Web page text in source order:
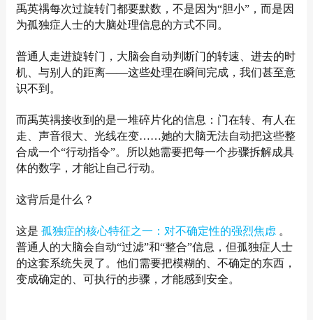
禹英禑每次过旋转门都要默数，不是因为“胆小”，而是因
为孤独症人士的大脑处理信息的方式不同。
普通人走进旋转门，大脑会自动判断门的转速、进去的时
机、与别人的距离——这些处理在瞬间完成，我们甚至意
识不到。
而禹英禑接收到的是一堆碎片化的信息：门在转、有人在
走、声音很大、光线在变……她的大脑无法自动把这些整
合成一个“行动指令”。所以她需要把每一个步骤拆解成具
体的数字，才能让自己行动。
这背后是什么？
这是 孤独症的核心特征之一：对不确定性的强烈焦虑 。
普通人的大脑会自动“过滤”和“整合”信息，但孤独症人士
的这套系统失灵了。他们需要把模糊的、不确定的东西，
变成确定的、可执行的步骤，才能感到安全。